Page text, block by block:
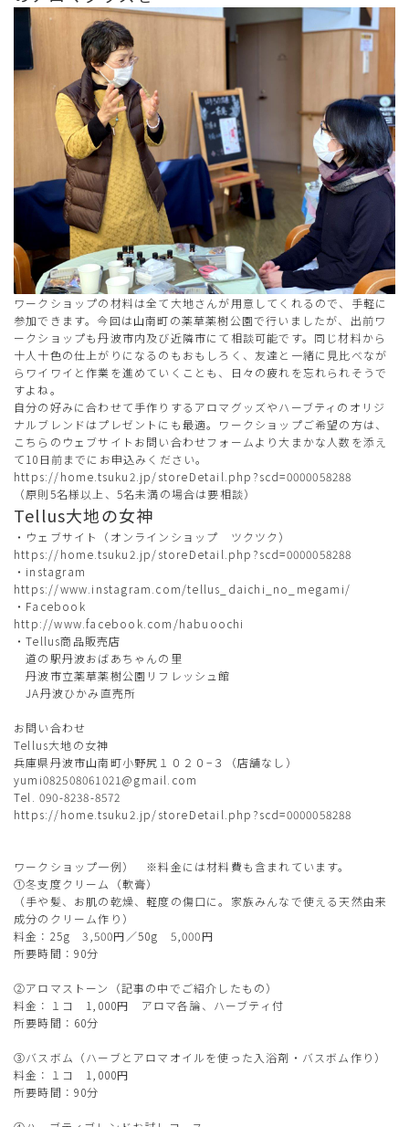
ワークショップの材料は全て大地さんが用意してくれるので、手軽に
参加できます。今回は山南町の薬草薬樹公園で行いましたが、出前ワ
ークショップも丹波市内及び近隣市にて相談可能です。同じ材料から
十人十色の仕上がりになるのもおもしろく、友達と一緒に見比べなが
らワイワイと作業を進めていくことも、日々の疲れを忘れられそうで
すよね。
自分の好みに合わせて手作りするアロマグッズやハーブティのオリジ
ナルブレンドはプレゼントにも最適。ワークショップご希望の方は、
こちらのウェブサイトお問い合わせフォームより大まかな人数を添え
て10日前までにお申込みください。
https://home.tsuku2.jp/storeDetail.php?scd=0000058288
（原則5名様以上、5名未満の場合は要相談）
Tellus大地の女神
・ウェブサイト（オンラインショップ ツクツク）
https://home.tsuku2.jp/storeDetail.php?scd=0000058288
・instagram
https://www.instagram.com/tellus_daichi_no_megami/
・Facebook
http://www.facebook.com/habuoochi
・Tellus商品販売店
道の駅丹波おばあちゃんの里
丹波市立薬草薬樹公園リフレッシュ館
JA丹波ひかみ直売所
お問い合わせ
Tellus大地の女神
兵庫県丹波市山南町小野尻１０２０−３（店舗なし）
yumi082508061021@gmail.com
Tel. 090-8238-8572
https://home.tsuku2.jp/storeDetail.php?scd=0000058288
ワークショップ一例） ※料金には材料費も含まれています。
①冬支度クリーム（軟膏）
（手や髪、お肌の乾燥、軽度の傷口に。家族みんなで使える天然由来
成分のクリーム作り）
料金：25g 3,500円／50g 5,000円
所要時間：90分
②アロマストーン（記事の中でご紹介したもの）
料金：１コ 1,000円 アロマ各論、ハーブティ付
所要時間：60分
③バスボム（ハーブとアロマオイルを使った入浴剤・バスボム作り）
料金：１コ 1,000円
所要時間：90分